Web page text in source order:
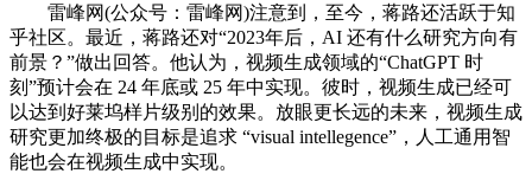
雷峰网(公众号：雷峰网)注意到，至今，蒋路还活跃于知
乎社区。最近，蒋路还对“2023年后，AI 还有什么研究方向有
前景？”做出回答。他认为，视频生成领域的“ChatGPT 时
刻”预计会在 24 年底或 25 年中实现。彼时，视频生成已经可
以达到好莱坞样片级别的效果。放眼更长远的未来，视频生成
研究更加终极的目标是追求 “visual intellegence”，人工通用智
能也会在视频生成中实现。